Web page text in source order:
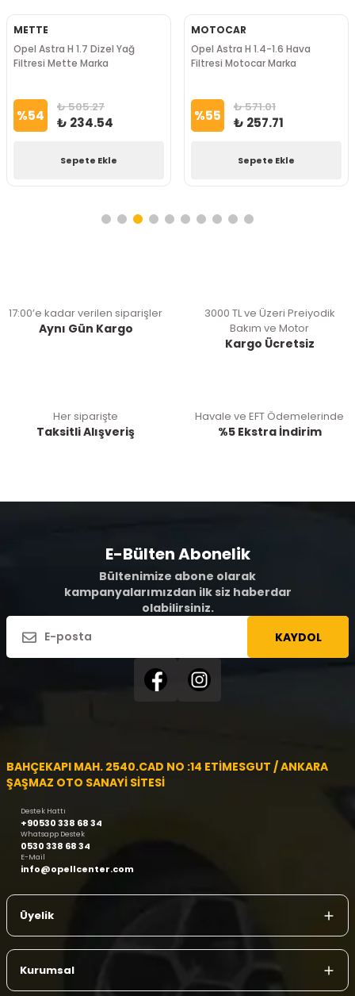
METTE
Opel Astra H 1.7 Dizel Yağ
Filtresi Mette Marka
%54 ₺ 505.27
₺ 234.54
Sepete Ekle
MOTOCAR
Opel Astra H 1.4-1.6 Hava
Filtresi Motocar Marka
%55 ₺ 571.01
₺ 257.71
Sepete Ekle
17:00’e kadar verilen siparişler
Aynı Gün Kargo
3000 TL ve Üzeri Preiyodik
Bakım ve Motor
Kargo Ücretsiz
Her siparişte
Taksitli Alışveriş
Havale ve EFT Ödemelerinde
%5 Ekstra İndirim
E-Bülten Abonelik
Bültenimize abone olarak
kampanyalarımızdan ilk siz haberdar
olabilirsiniz.
KAYDOL
BAHÇEKAPI MAH. 2540.CAD NO :14 ETİMESGUT / ANKARA
ŞAŞMAZ OTO SANAYİ SİTESİ
Destek Hattı
+90530 338 68 34
Whatsapp Destek
0530 338 68 34
E-Mail
info@opellcenter.com
Üyelik
Kurumsal